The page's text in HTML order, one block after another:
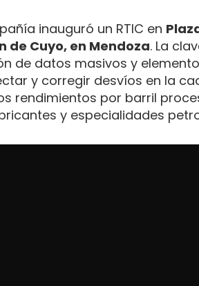
inauguró un RTIC en
de Cuyo, en Mendoza. La
de datos masivos y
y corregir desvíos en la
rendimientos por barril
y especialidades